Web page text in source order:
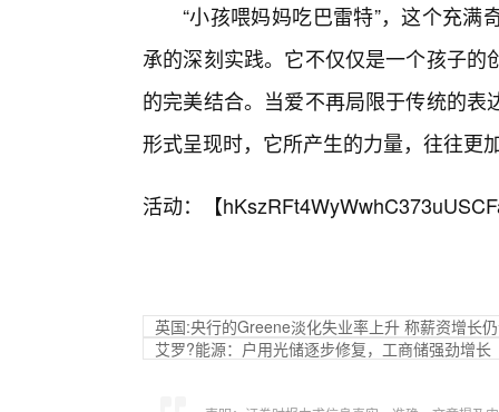
“小孩喂妈妈吃巴雷特”，这个充
承的深刻实践。它不仅仅是一个孩子
的完美结合。当爱不再局限于传统的
形式呈现时，它所产生的力量，往往更
活动：【
英国:央行的Greene淡化失业率上升 称薪资增长
艾罗?能源：户用光储逐步修复，工商储强劲增长